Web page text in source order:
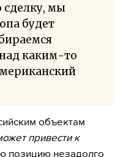
мы
будет
каким-то
объектам
привести к
позицию незадолго